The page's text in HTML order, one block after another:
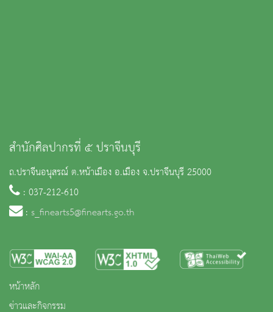
สำนักศิลปากรที่ ๕ ปราจีนบุรี
ถ.ปราจีนอนุสรณ์ ต.หน้าเมือง อ.เมือง จ.ปราจีนบุรี 25000
: 037-212-610
: s_finearts5@finearts.go.th
หน้าหลัก
ข่าวและกิจกรรม